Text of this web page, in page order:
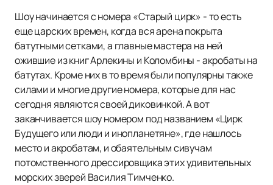
Шоу начинается с номера «Старый цирк» - то есть
еще царских времен, когда вся арена покрыта
батутными сетками, а главные мастера на ней
ожившие из книг Арлекины и Коломбины - акробаты на
батутах. Кроме них в то время были популярны также
силами и многие другие номера, которые для нас
сегодня являются своей диковинкой. А вот
заканчивается шоу номером под названием «Цирк
Будущего или люди и инопланетяне», где нашлось
место и акробатам, и обаятельным сивучам
потомственного дрессировщика этих удивительных
морских зверей Василия Тимченко.